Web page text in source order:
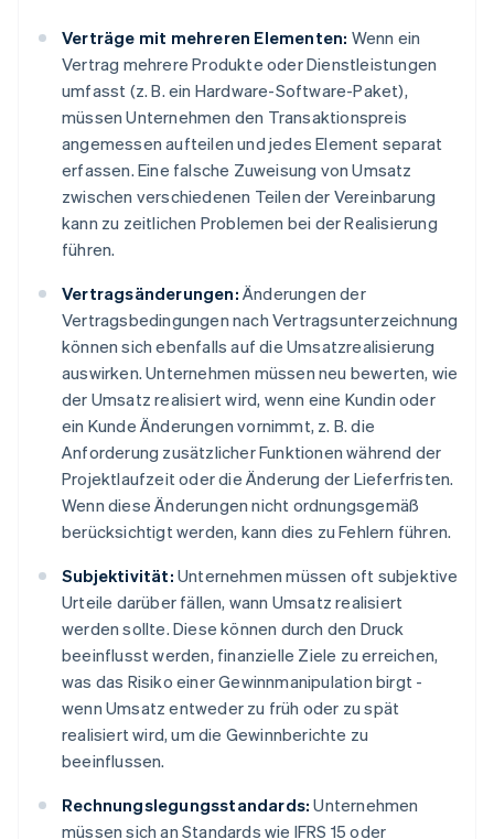
Verträge mit mehreren Elementen: Wenn ein
Vertrag mehrere Produkte oder Dienstleistungen
umfasst (z. B. ein Hardware-Software-Paket),
müssen Unternehmen den Transaktionspreis
angemessen aufteilen und jedes Element separat
erfassen. Eine falsche Zuweisung von Umsatz
zwischen verschiedenen Teilen der Vereinbarung
kann zu zeitlichen Problemen bei der Realisierung
führen.
Vertragsänderungen: Änderungen der
Vertragsbedingungen nach Vertragsunterzeichnung
können sich ebenfalls auf die Umsatzrealisierung
auswirken. Unternehmen müssen neu bewerten, wie
der Umsatz realisiert wird, wenn eine Kundin oder
ein Kunde Änderungen vornimmt, z. B. die
Anforderung zusätzlicher Funktionen während der
Projektlaufzeit oder die Änderung der Lieferfristen.
Wenn diese Änderungen nicht ordnungsgemäß
berücksichtigt werden, kann dies zu Fehlern führen.
Subjektivität: Unternehmen müssen oft subjektive
Urteile darüber fällen, wann Umsatz realisiert
werden sollte. Diese können durch den Druck
beeinflusst werden, finanzielle Ziele zu erreichen,
was das Risiko einer Gewinnmanipulation birgt -
wenn Umsatz entweder zu früh oder zu spät
realisiert wird, um die Gewinnberichte zu
beeinflussen.
Rechnungslegungsstandards: Unternehmen
müssen sich an Standards wie IFRS 15 oder